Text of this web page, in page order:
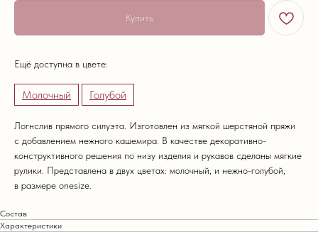
Купить
Ещё доступна в цвете:
Молочный Голубой
Логнслив прямого силуэта. Изготовлен из мягкой шерстяной пряжи
с добавлением нежного кашемира. В качестве декоративно-
конструктивного решения по низу изделия и рукавов сделаны мягкие
рулики. Представлена в двух цветах: молочный, и нежно-голубой,
в размере onesize.
Состав
Характеристики